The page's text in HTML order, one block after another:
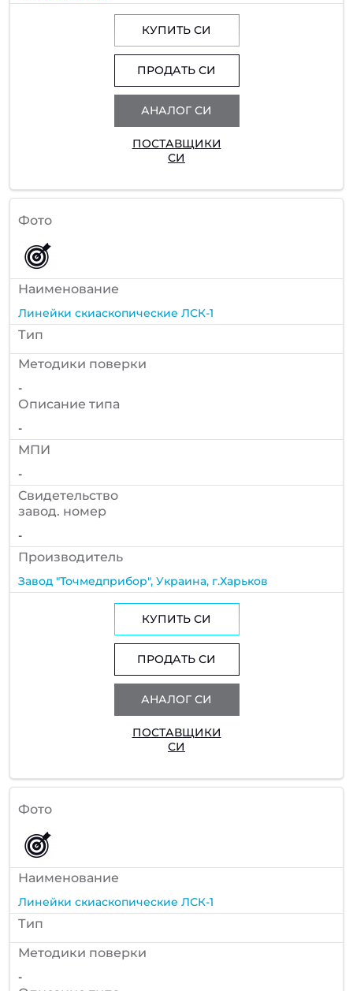
КУПИТЬ СИ
ПРОДАТЬ СИ
АНАЛОГ СИ
ПОСТАВЩИКИ
СИ
Фото
Наименование
Линейки скиаскопические ЛСК-1
Тип
Методики поверки
-
Описание типа
-
МПИ
-
Cвидетельство
завод. номер
-
Производитель
Завод "Точмедприбор", Украина, г.Харьков
КУПИТЬ СИ
ПРОДАТЬ СИ
АНАЛОГ СИ
ПОСТАВЩИКИ
СИ
Фото
Наименование
Линейки скиаскопические ЛСК-1
Тип
Методики поверки
-